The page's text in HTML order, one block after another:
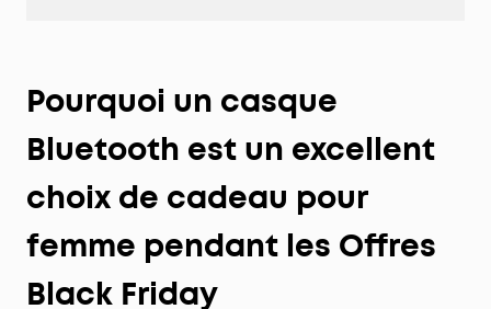
Pourquoi un casque
Bluetooth est un excellent
choix de cadeau pour
femme pendant les Offres
Black Friday